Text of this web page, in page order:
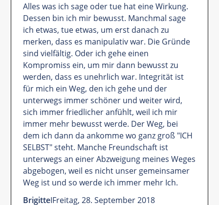
Alles was ich sage oder tue hat eine Wirkung.
Dessen bin ich mir bewusst. Manchmal sage
ich etwas, tue etwas, um erst danach zu
merken, dass es manipulativ war. Die Gründe
sind vielfältig. Oder ich gehe einen
Kompromiss ein, um mir dann bewusst zu
werden, dass es unehrlich war. Integrität ist
für mich ein Weg, den ich gehe und der
unterwegs immer schöner und weiter wird,
sich immer friedlicher anfühlt, weil ich mir
immer mehr bewusst werde. Der Weg, bei
dem ich dann da ankomme wo ganz groß "ICH
SELBST" steht. Manche Freundschaft ist
unterwegs an einer Abzweigung meines Weges
abgebogen, weil es nicht unser gemeinsamer
Weg ist und so werde ich immer mehr Ich.
BrigitteIFreitag, 28. September 2018